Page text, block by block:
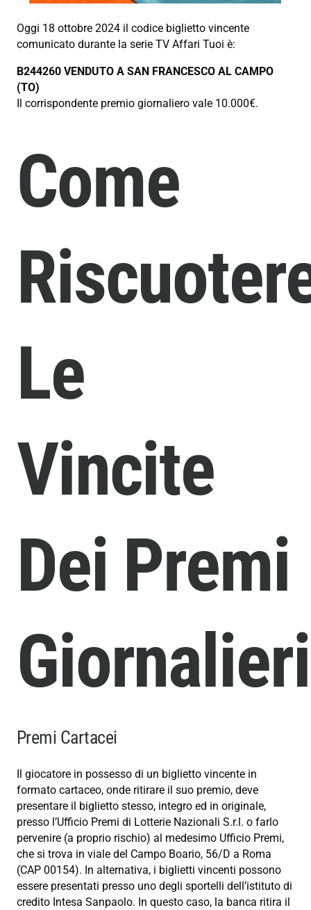
Oggi 18 ottobre 2024 il codice biglietto vincente
comunicato durante la serie TV Affari Tuoi è:
B244260 VENDUTO A SAN FRANCESCO AL CAMPO
(TO)
Il corrispondente premio giornaliero vale 10.000€.
Come
Le
Vincite
Dei Premi
Giornalieri
Premi Cartacei
Il giocatore in possesso di un biglietto vincente in
formato cartaceo, onde ritirare il suo premio, deve
presentare il biglietto stesso, integro ed in originale,
presso l’Ufficio Premi di Lotterie Nazionali S.r.l. o farlo
pervenire (a proprio rischio) al medesimo Ufficio Premi,
che si trova in viale del Campo Boario, 56/D a Roma
(CAP 00154). In alternativa, i biglietti vincenti possono
essere presentati presso uno degli sportelli dell’istituto di
credito Intesa Sanpaolo. In questo caso, la banca ritira il